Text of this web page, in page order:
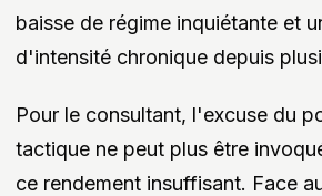
baisse de régime inquiétante et
d'intensité chronique depuis
Pour le consultant, l'excuse du
tactique ne peut plus être
ce rendement insuffisant. Face